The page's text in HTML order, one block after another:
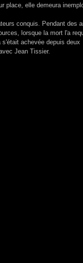
place, elle demeura
conquis. Pendant des
lorsque la mort l'a
achevée depuis deux
Jean Tissier.